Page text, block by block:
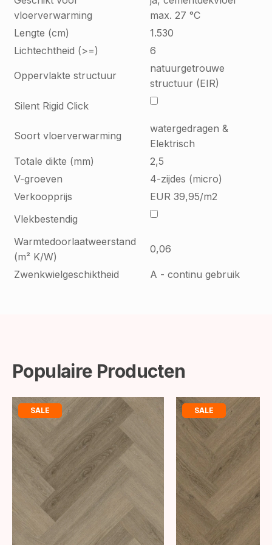
vloerverwarming
max. 27 °C
Lengte (cm)
1.530
Lichtechtheid (>=)
6
Oppervlakte structuur
natuurgetrouwe
structuur (EIR)
Silent Rigid Click
Soort vloerverwarming
watergedragen &
Elektrisch
Totale dikte (mm)
2,5
V-groeven
4-zijdes (micro)
Verkoopprijs
EUR 39,95/m2
Vlekbestendig
Warmtedoorlaatweerstand
(m² K/W)
0,06
Zwenkwielgeschiktheid A - continu gebruik
Populaire Producten
SALE SALE